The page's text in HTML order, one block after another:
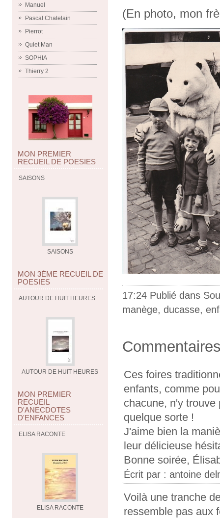
Manuel
Pascal Chatelain
Pierrot
Quiet Man
SOPHIA
Thierry 2
MON PREMIER
RECUEIL DE POESIES
SAISONS
SAISONS
MON 3ÈME RECUEIL DE
POESIES
AUTOUR DE HUIT HEURES
AUTOUR DE HUIT HEURES
MON PREMIER
RECUEIL
D'ANECDOTES
D'ENFANCES
ELISA RACONTE
ELISA RACONTE
(En photo, mon
17:24 Publié dans
manège, ducasse,
Ces foires
enfants, comme
chacune, n'y
quelque sorte !
J'aime bien la
leur délicieuse
Bonne soirée,
Écrit par : antoine
Voilà une tranche
ressemble pas aux